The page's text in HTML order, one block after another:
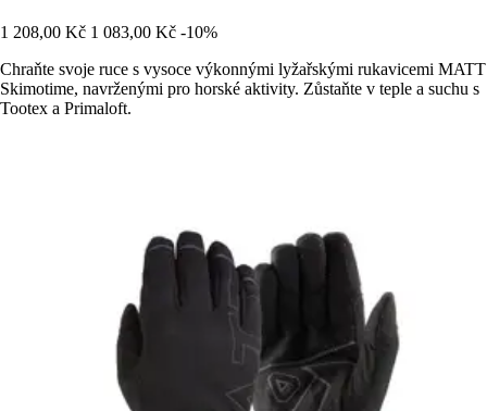
1 208,00 Kč 1 083,00 Kč -10%
Chraňte svoje ruce s vysoce výkonnými lyžařskými rukavicemi MATT
Skimotime, navrženými pro horské aktivity. Zůstaňte v teple a suchu s
Tootex a Primaloft.